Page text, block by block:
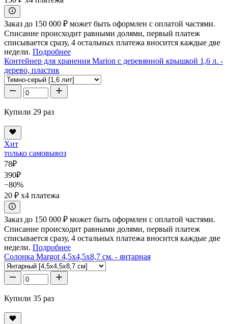
Заказ до 150 000 ₽ может быть оформлен с оплатой частями.
Списание происходит равными долями, первый платеж
списывается сразу, 4 остальных платежа вносится каждые две
недели. Подробнее
Контейнер для хранения Marion с деревянной крышкой 1,6 л. -
дерево, пластик
Купили 29 раз
Хит
только самовывоз
78₽
390₽
−80%
20 ₽ x4 платежа
Заказ до 150 000 ₽ может быть оформлен с оплатой частями.
Списание происходит равными долями, первый платеж
списывается сразу, 4 остальных платежа вносится каждые две
недели. Подробнее
Солонка Margot 4,5x4,5x8,7 см. - янтарная
Купили 35 раз